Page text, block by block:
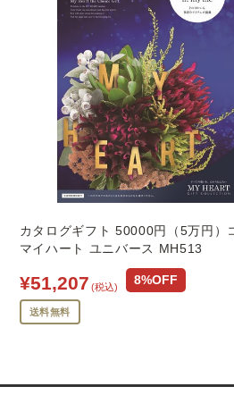
カタログギフト 50000円（5万円）
マイハート ユニバース MH513
¥51,207 (税込) 8%OFF
送料無料